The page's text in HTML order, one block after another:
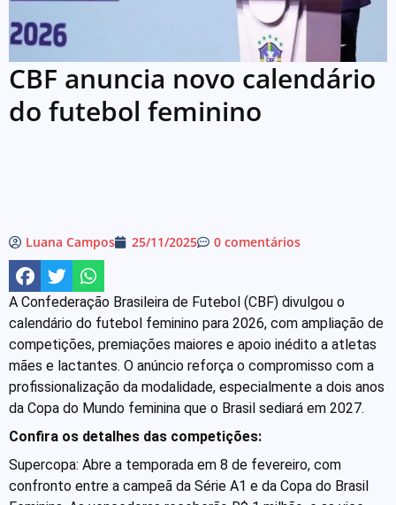
CBF anuncia novo calendário
do futebol feminino
Luana Campos 25/11/2025 0 comentários
A Confederação Brasileira de Futebol (CBF) divulgou o
calendário do futebol feminino para 2026, com ampliação de
competições, premiações maiores e apoio inédito a atletas
mães e lactantes. O anúncio reforça o compromisso com a
profissionalização da modalidade, especialmente a dois anos
da Copa do Mundo feminina que o Brasil sediará em 2027.
Confira os detalhes das competições:
Supercopa: Abre a temporada em 8 de fevereiro, com
confronto entre a campeã da Série A1 e da Copa do Brasil